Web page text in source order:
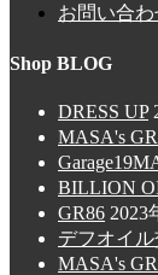
お問い合わ
Shop BLOG
DRESS UP
MASA's
BILLION
GR86 2023
デフオイル
MASA's